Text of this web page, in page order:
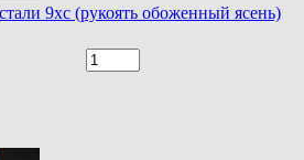
9хс (рукоять обоженный ясень)